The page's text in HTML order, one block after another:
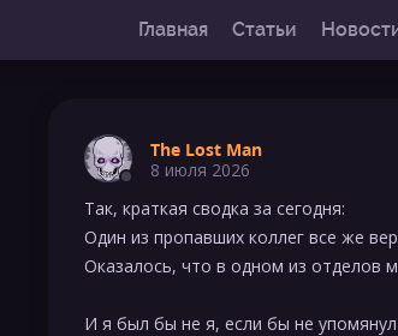
Главная Статьи
The Lost Man
8 июля 2026
Так, краткая сводка за сегодня:
Один из пропавших коллег все же
Оказалось, что в одном из отделов
И я был бы не я, если бы не